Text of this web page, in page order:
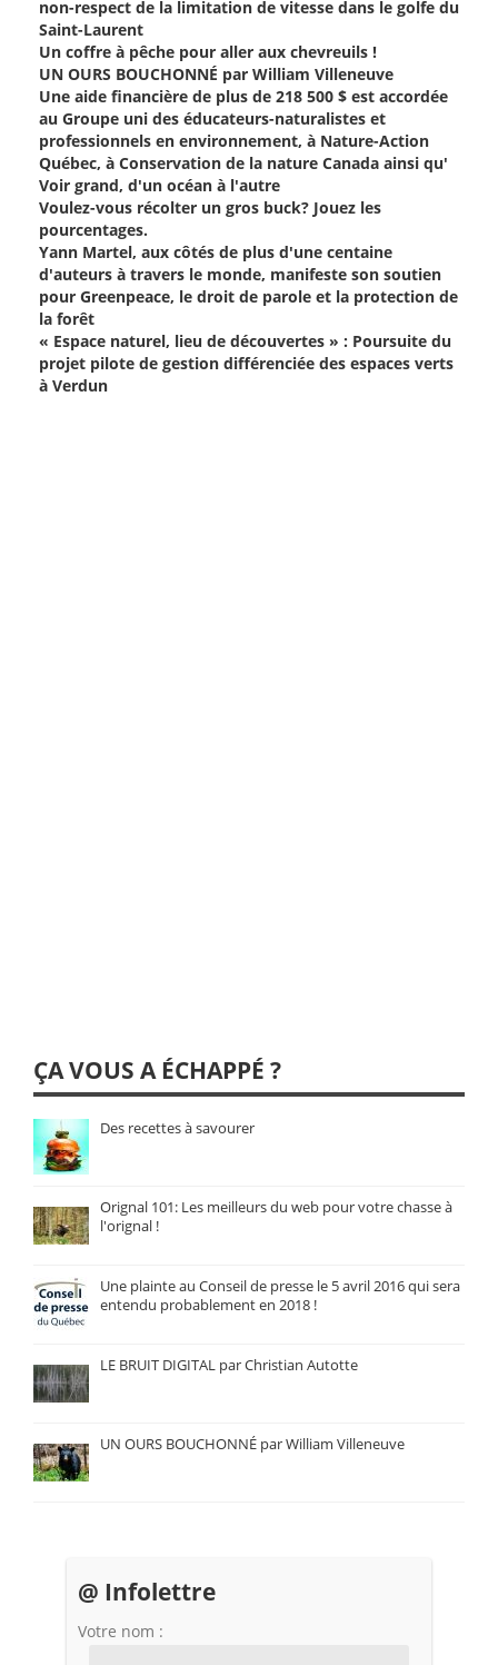
non-respect de la limitation de vitesse dans le golfe du
Saint-Laurent
Un coffre à pêche pour aller aux chevreuils !
UN OURS BOUCHONNÉ par William Villeneuve
Une aide financière de plus de 218 500 $ est accordée
au Groupe uni des éducateurs-naturalistes et
professionnels en environnement, à Nature-Action
Québec, à Conservation de la nature Canada ainsi qu'
Voir grand, d'un océan à l'autre
Voulez-vous récolter un gros buck? Jouez les
pourcentages.
Yann Martel, aux côtés de plus d'une centaine
d'auteurs à travers le monde, manifeste son soutien
pour Greenpeace, le droit de parole et la protection de
la forêt
« Espace naturel, lieu de découvertes » : Poursuite du
projet pilote de gestion différenciée des espaces verts
à Verdun
ÇA VOUS A ÉCHAPPÉ ?
Des recettes à savourer
Orignal 101: Les meilleurs du web pour votre chasse à
l'orignal !
Une plainte au Conseil de presse le 5 avril 2016 qui sera
entendu probablement en 2018 !
LE BRUIT DIGITAL par Christian Autotte
UN OURS BOUCHONNÉ par William Villeneuve
@ Infolettre
Votre nom :